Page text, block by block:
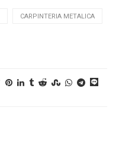
CARPINTERIA METALICA